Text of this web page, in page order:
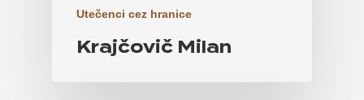
Utečenci cez hranice
Krajčovič Milan